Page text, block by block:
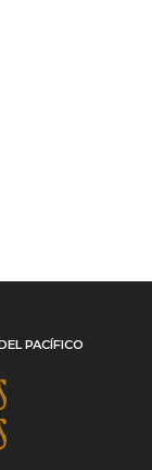
PACÍFICO